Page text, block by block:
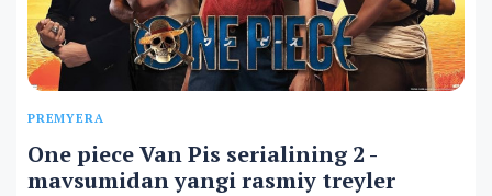
PREMYERA
One piece Van Pis serialining 2 -
mavsumidan yangi rasmiy treyler